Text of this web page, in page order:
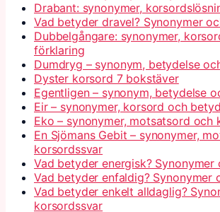
Drabant: synonymer,
Vad betyder dravel? Synonymer
Dubbelgångare: synonymer,
förklaring
Dumdryg – synonym, betydelse
Dyster korsord 7 bokstäver
Egentligen – synonym, betydelse
Eir – synonymer, korsord och
Eko – synonymer, motsatsord och
En Sjömans Gebit – synonymer,
korsordssvar
Vad betyder energisk?
Vad betyder enfaldig? Synonymer
Vad betyder enkelt alldaglig?
korsordssvar